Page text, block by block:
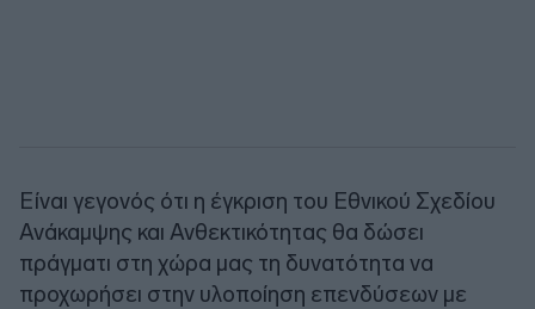
Είναι γεγονός ότι η έγκριση του Εθνικού Σχεδίου
Ανάκαμψης και Ανθεκτικότητας θα δώσει
πράγματι στη χώρα μας τη δυνατότητα να
προχωρήσει στην υλοποίηση επενδύσεων με